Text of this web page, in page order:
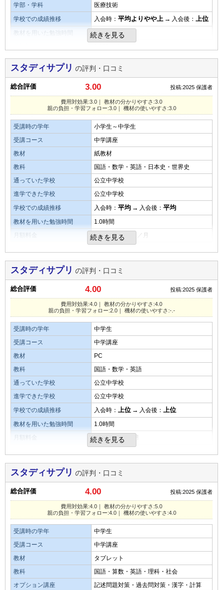
少ない 平均
口コミ投稿者ID:2677854
良いところや要望
本人が、親に聞いたり塾通いせずに勉強を教えてもらえるの
が最大のメリットになります。
その他気づいたこと、感じたこと
システム的には問題無いと思いますが、本人がいかに使いこ
なして理解し身につけれるかだと思います。
総合評価
子供が使いこなして学習し知識を身につけれるかどうかで言
うと、子供側の努力次第で評価が変わるかと
思います。
教材の難易度
易しい 平均 難しい
演習問題の量
少ない 平均 多い
着ができた。
親の負担・学習フォローの仕組み
学習フォローの仕組みもできており、親の負担は少ない。
タブレットなど機材の使いやすさ・操作性
タブレットなど、機材の操作性も子どもがふつうに使えてい
る。
総合評価
可もなく不可もなく、問題なし。
教材の難易度
易しい 平均 難しい
演習問題の量
少ない 平均
学部・学科
医療技術
学校での成績推移
入会時： 平均よりやや上 → 入会後： 上位
教材を用いた勉強時間
0.5時間
費用対効果
学校での利用が必須だったので利用していましたが、うまく
活用はできていませんでした。
教材・授業動画の質・分かりやすさ
学校からの課題として使用していましたが、分からない問題
が多かったようです。
教材・授業動画の難易度
我が子のレベルが低かったのかもしれませんが、解けない問
題が多かったように感じます。
演習問題の量
学校の課題として出されていたので、課題で出された分だけ
で手一杯なようでした。
目的を果たせたか
学校での利用が決まっていたので使用していましたが、あま
り活用ができていなかった気がします。
良いところや要望
塾など行かずに自宅で自分のペースでできるのは最大の魅力
です。
総合評価
子供のやる気がないと活用しないままで、良い教材も無駄に
なってしまいます。
教材の難易度
易しい 平均 難しい
演習問題の量
少ない 平均
口コミ投稿者ID:2677799
不適切な口コミを報告する
続きを見る
スタディサプリ の評判・口コミ
総合評価 3.00 投稿:2025 保護者
費用対効果:3.0｜ 教材の分かりやすさ:3.0
親の負担・学習フォロー:3.0｜ 機材の使いやすさ:3.0
受講時の学年
小学生～中学生
受講コース
中学講座
教材
紙教材
教科
国語・数学・英語・日本史・世界史
通っていた学校
公立中学校
進学できた学校
公立中学校
学校での成績推移
入会時： 平均 → 入会後： 平均
教材を用いた勉強時間
1.0時間
月額料金
3,000～5,000円／月
教材・授業動画の難易度
続けているということなので学校の授業のためにはなってい
るものと考えます
教材の確認しているとそれほど分厚くもなくかといって内容
はそれなりだと思われるので
目的を果たせたか
学校の教育だけでは不安な面もあるため、通信講座であれば
通学等が必要ないため受講した
タブレットなど機材の使いやすさ・操作性
使用しているところは見ていないので使用していないと思わ
れます
良いところや要望
自分のペースで学習できるところと、必要な教科が選択でき
るところ
自分のペースや自主性が重視されるので責任をもって学習で
きる点が良いと思います
教材の難易度
易しい 平均 難しい
続きを見る
スタディサプリ の評判・口コミ
総合評価 4.00 投稿:2025 保護者
費用対効果:4.0｜ 教材の分かりやすさ:4.0
親の負担・学習フォロー:2.0｜ 機材の使いやすさ:-.-
受講時の学年
中学生
受講コース
中学講座
教材
PC
教科
国語・数学・英語
通っていた学校
公立中学校
進学できた学校
公立中学校
学校での成績推移
入会時： 上位 → 入会後： 上位
教材を用いた勉強時間
1.0時間
月額料金
3,000円未満／月
費用対効果
とにかく費用が安いので、通塾と比べると費用対効果はある
と感じています。
教材・授業動画の質・分かりやすさ
講師の教え方がとても分かりやすいです。教材はあまり教科
書に沿っている感じはありませんでした。
教材・授業動画の難易度
まだ中一ですので、そこまで難しいという感じはありません
でした。受講して分からない点はなかったようです。
続きを見る
スタディサプリ の評判・口コミ
総合評価 4.00 投稿:2025 保護者
費用対効果:4.0｜ 教材の分かりやすさ:5.0
親の負担・学習フォロー:4.0｜ 機材の使いやすさ:4.0
受講時の学年
中学生
受講コース
中学講座
教材
タブレット
教科
国語・算数・英語・理科・社会
オプション講座
記述問題対策・過去問対策・漢字・計算